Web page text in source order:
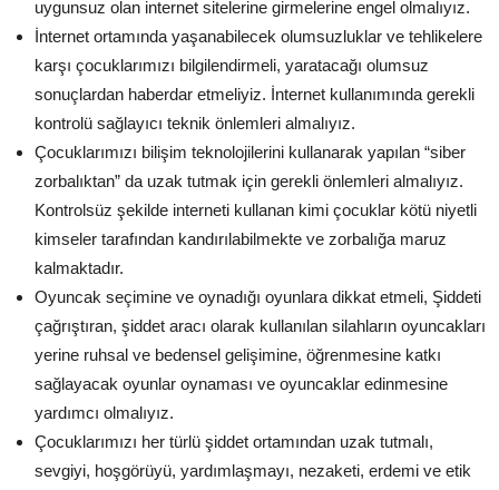
uygunsuz olan internet sitelerine girmelerine engel olmalıyız.
İnternet ortamında yaşanabilecek olumsuzluklar ve tehlikelere
karşı çocuklarımızı bilgilendirmeli, yaratacağı olumsuz
sonuçlardan haberdar etmeliyiz. İnternet kullanımında gerekli
kontrolü sağlayıcı teknik önlemleri almalıyız.
Çocuklarımızı bilişim teknolojilerini kullanarak yapılan “siber
zorbalıktan” da uzak tutmak için gerekli önlemleri almalıyız.
Kontrolsüz şekilde interneti kullanan kimi çocuklar kötü niyetli
kimseler tarafından kandırılabilmekte ve zorbalığa maruz
kalmaktadır.
Oyuncak seçimine ve oynadığı oyunlara dikkat etmeli, Şiddeti
çağrıştıran, şiddet aracı olarak kullanılan silahların oyuncakları
yerine ruhsal ve bedensel gelişimine, öğrenmesine katkı
sağlayacak oyunlar oynaması ve oyuncaklar edinmesine
yardımcı olmalıyız.
Çocuklarımızı her türlü şiddet ortamından uzak tutmalı,
sevgiyi, hoşgörüyü, yardımlaşmayı, nezaketi, erdemi ve etik